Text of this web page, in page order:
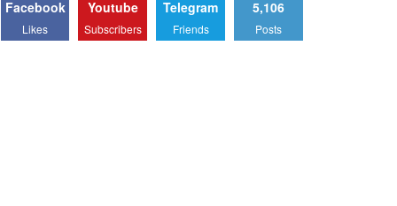
Facebook
Likes
Youtube
Subscribers
Telegram
Friends
5,106
Posts